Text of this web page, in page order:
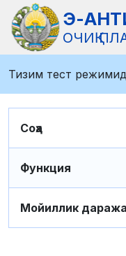
Э-
ОЧИҚ
Тизим тест
Соҳа
Функция
Мойиллик